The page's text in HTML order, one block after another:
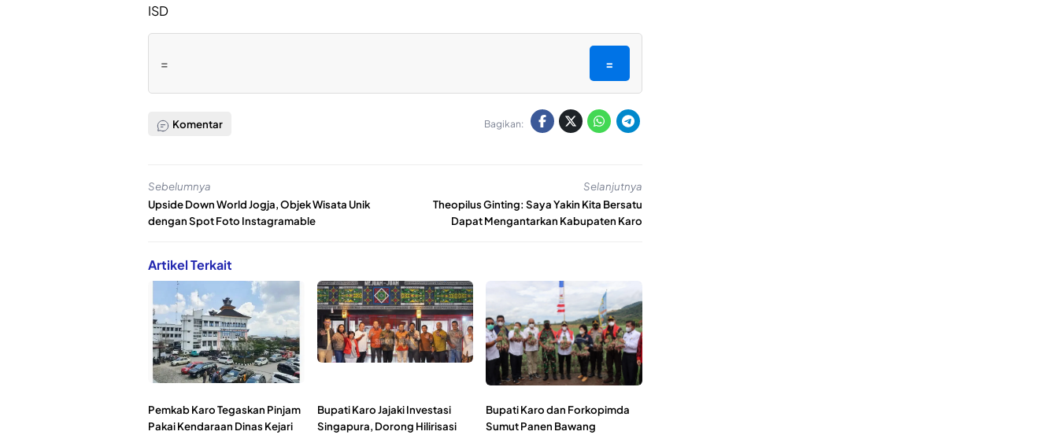
ISD
= =
Komentar Bagikan:
Sebelumnya
Upside Down World Jogja, Objek Wisata Unik
dengan Spot Foto Instagramable
Selanjutnya
Theopilus Ginting: Saya Yakin Kita Bersatu
Dapat Mengantarkan Kabupaten Karo
Artikel Terkait
Pemkab Karo Tegaskan Pinjam
Pakai Kendaraan Dinas Kejari
Bupati Karo Jajaki Investasi
Singapura, Dorong Hilirisasi
Bupati Karo dan Forkopimda
Sumut Panen Bawang